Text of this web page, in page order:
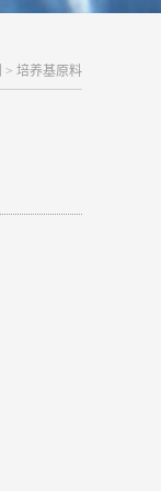
> 培养基原料